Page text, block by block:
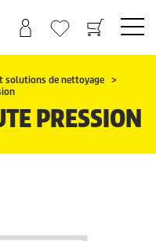
solutions de nettoyage
PRESSION